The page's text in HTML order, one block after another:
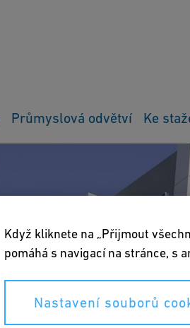
Průmyslová odvětví Ke
Když kliknete na „Přijmout
pomáhá s navigací na stránce, s
Nastavení souborů